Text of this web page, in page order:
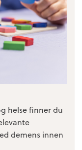
helse finner du
demens innen